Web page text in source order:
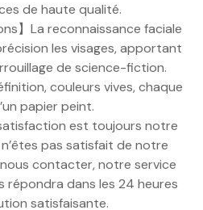
de haute qualité.
】La reconnaissance faciale
les visages, apportant
de science-fiction.
couleurs vives, chaque
papier peint.
est toujours notre
pas satisfait de notre
contacter, notre service
répondra dans les 24 heures
satisfaisante.